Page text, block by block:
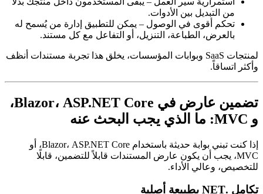
من التبديل بين الأدوات.
تحكم أقوى في الوصول – يمكن للتطبيق إدارة من يُسمح له
بالعرض، الطباعة، التنزيل، أو التفاعل مع كل مستند.
لمنتجات SaaS وبوابات المؤسسات، يخلق هذا تجربة مستندات أنظف
وأكثر اتساقاً.
تضمين عارض في Blazor، ASP.NET Core،
و MVC: ما الذي يجب البحث عنه
إذا كنت تبني بوابة حديثة باستخدام Blazor، ASP.NET Core، أو
MVC، يجب أن يكون عارض المستندات قابلاً للتضمين، قابلًا
للتخصيص، وعالي الأداء.
تكامل .NET بطبيعة أصلية